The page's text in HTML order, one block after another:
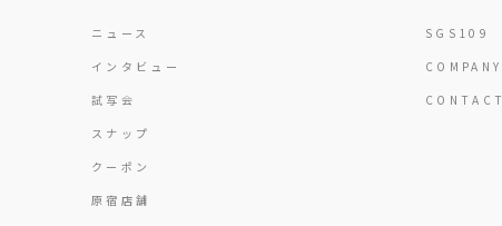
ニュース
インタビュー
試写会
スナップ
クーポン
原宿店舗
SGS109
COMPANY
CONTACT